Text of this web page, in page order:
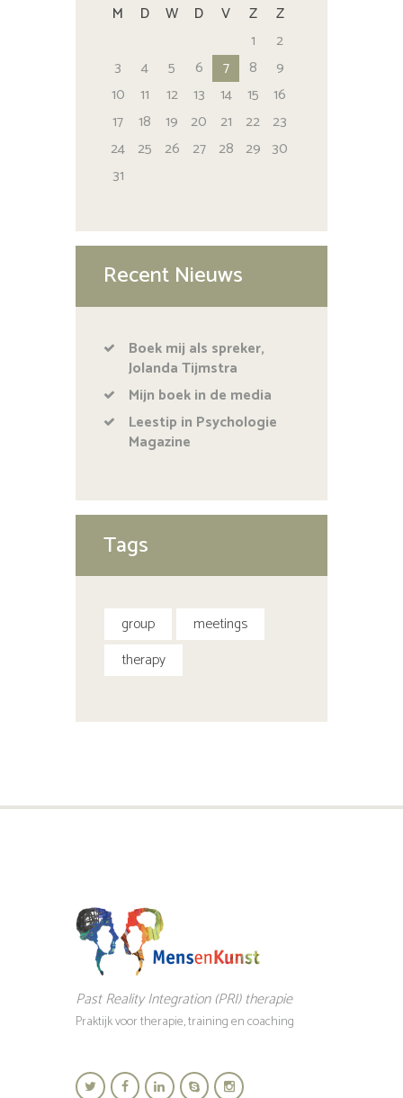
M
D W D V Z
Z
1
2
3
4 5 6 7 8
9
10
11 12 13 14 15
16
17
18 19 20 21 22 23
24 25 26 27 28 29 30
31
Recent Nieuws
Boek mij als spreker,
Jolanda Tijmstra
Mijn boek in de media
Leestip in Psychologie
Magazine
Tags
group
meetings
therapy
Past Reality Integration (PRI) therapie
Praktijk voor therapie, training en coaching